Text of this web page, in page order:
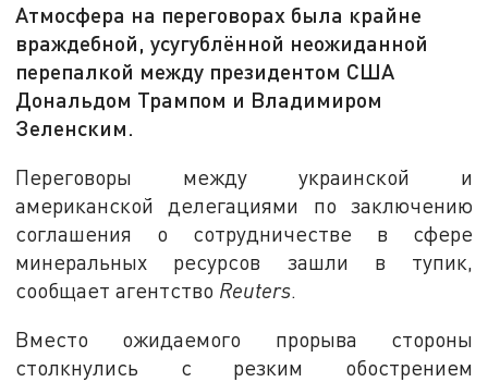
Атмосфера на переговорах была крайне
враждебной, усугублённой неожиданной
перепалкой между президентом США
Дональдом Трампом и Владимиром
Зеленским.
Переговоры между украинской и
американской делегациями по заключению
соглашения о сотрудничестве в сфере
минеральных ресурсов зашли в тупик,
сообщает агентство Reuters.
Вместо ожидаемого прорыва стороны
столкнулись с резким обострением